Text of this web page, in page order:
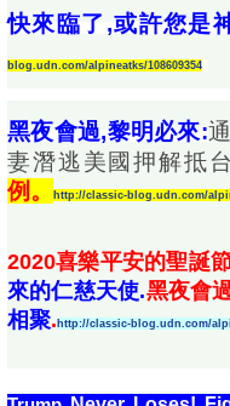
快來臨了,或許您是
blog.udn.com/alpineatks/108609354
黑夜會過,黎明必來:
妻潛逃美國押解抵
例。
http://classic-blog.udn.com/
2020喜樂平安的聖誕
來的仁慈天使.黑夜會
相聚. http://classic-blog.udn.com/